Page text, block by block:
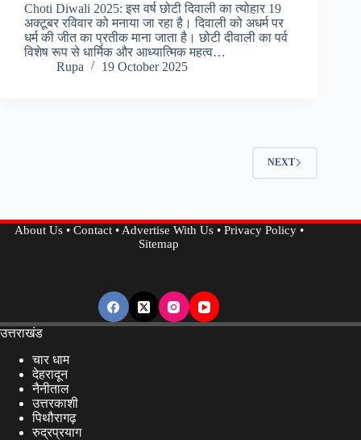
Choti Diwali 2025: इस वर्ष छोटी दिवाली का त्योहार 19
अक्टूबर रविवार को मनाया जा रहा है। दिवाली को अधर्म पर
धर्म की जीत का प्रतीक माना जाता है। छोटी दीवाली का पर्व
विशेष रूप से धार्मिक और आध्यात्मिक महत्व…
Rupa
19 October 2025
NEXT
About Us• Contact•Advertise With Us• Privacy Policy•
Sitemap
उत्तराखंड
चार धाम
देहरादून
नैनीताल
उत्तरकाशी
पिथौरागढ़
रुद्रप्रयाग